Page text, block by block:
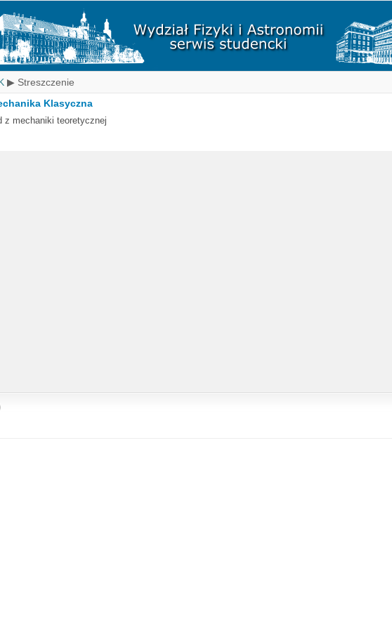
▶ Streszczenie
Klasyczna
z mechaniki teoretycznej